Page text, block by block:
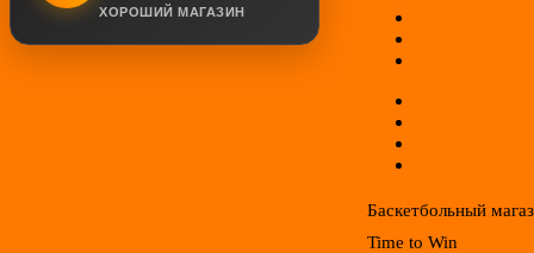
ХОРОШИЙ МАГАЗИН
Баскетбольный
Time to Win